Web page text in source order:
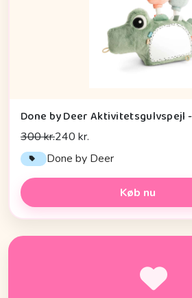
Done by Deer Aktivitetsgulvspejl
300 kr.240 kr.
Done by Deer
Køb nu